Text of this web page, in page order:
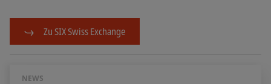
Zu SIX Swiss Exchange
NEWS